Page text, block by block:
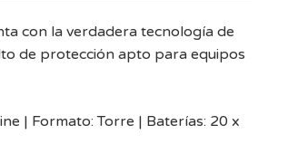
con la verdadera tecnología de
de protección apto para equipos
| Formato: Torre | Baterías: 20 x